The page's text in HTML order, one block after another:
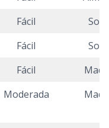
Fácil
Fácil
Fácil
Moderada